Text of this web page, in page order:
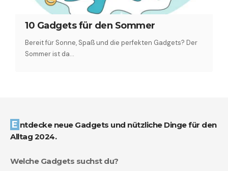
10 Gadgets für den Sommer
Bereit für Sonne, Spaß und die perfekten Gadgets? Der
Sommer ist da…
Entdecke neue Gadgets und nützliche Dinge für den
Alltag 2024.
Welche Gadgets suchst du?